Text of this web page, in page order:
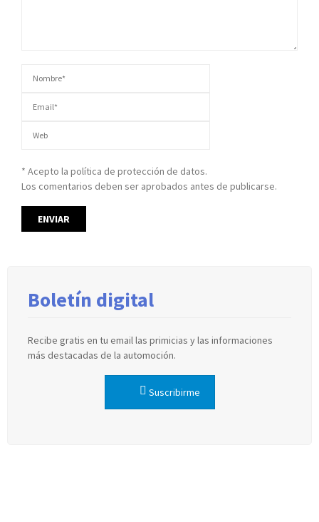
* Acepto la política de protección de datos.
Los comentarios deben ser aprobados antes de publicarse.
Boletín digital
Recibe gratis en tu email las primicias y las informaciones
más destacadas de la automoción.
Suscribirme